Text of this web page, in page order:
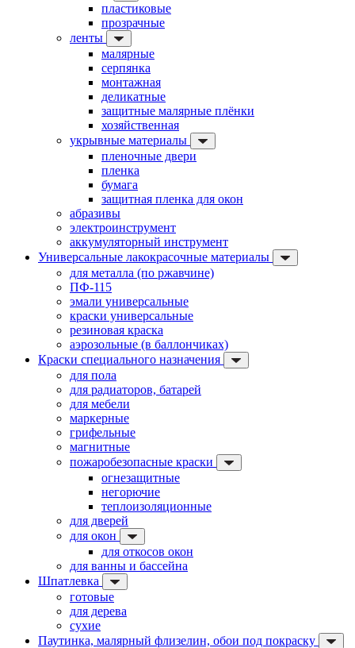
пластиковые
прозрачные
ленты
малярные
серпянка
монтажная
деликатные
защитные малярные плёнки
хозяйственная
укрывные материалы
пленочные двери
пленка
бумага
защитная пленка для окон
абразивы
электроинструмент
аккумуляторный инструмент
Универсальные лакокрасочные материалы
для металла (по ржавчине)
ПФ-115
эмали универсальные
краски универсальные
резиновая краска
аэрозольные (в баллончиках)
Краски специального назначения
для пола
для радиаторов, батарей
для мебели
маркерные
грифельные
магнитные
пожаробезопасные краски
огнезащитные
негорючие
теплоизоляционные
для дверей
для окон
для откосов окон
для ванны и бассейна
Шпатлевка
готовые
для дерева
сухие
Паутинка, малярный флизелин, обои под покраску